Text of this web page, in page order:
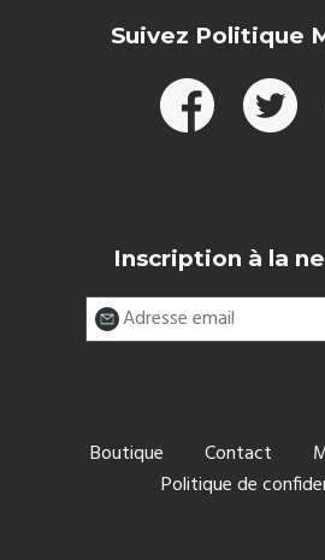
Suivez Politique
Inscription à la
Boutique Contact
Politique de